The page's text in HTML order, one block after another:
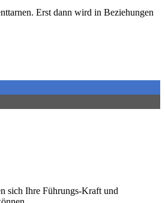
Erst dann wird in Beziehungen
sich Ihre Führungs-Kraft und